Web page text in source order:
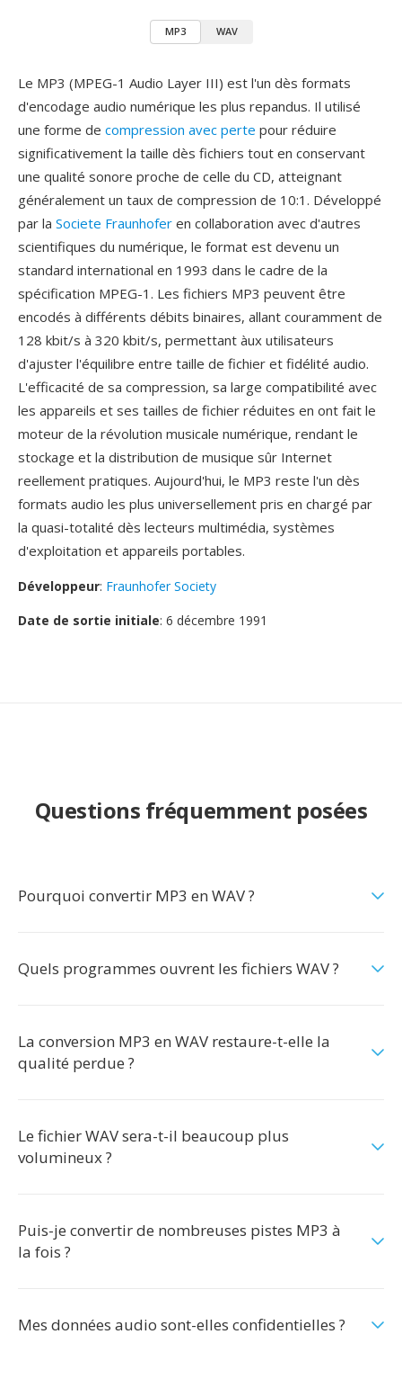
MP3 WAV
Le MP3 (MPEG-1 Audio Layer III) est l'un dès formats
d'encodage audio numérique les plus repandus. Il utilisé
une forme de compression avec perte pour réduire
significativement la taille dès fichiers tout en conservant
une qualité sonore proche de celle du CD, atteignant
généralement un taux de compression de 10:1. Développé
par la Societe Fraunhofer en collaboration avec d'autres
scientifiques du numérique, le format est devenu un
standard international en 1993 dans le cadre de la
spécification MPEG-1. Les fichiers MP3 peuvent être
encodés à différents débits binaires, allant couramment de
128 kbit/s à 320 kbit/s, permettant àux utilisateurs
d'ajuster l'équilibre entre taille de fichier et fidélité audio.
L'efficacité de sa compression, sa large compatibilité avec
les appareils et ses tailles de fichier réduites en ont fait le
moteur de la révolution musicale numérique, rendant le
stockage et la distribution de musique sûr Internet
reellement pratiques. Aujourd'hui, le MP3 reste l'un dès
formats audio les plus universellement pris en chargé par
la quasi-totalité dès lecteurs multimédia, systèmes
d'exploitation et appareils portables.
Développeur: Fraunhofer Society
Date de sortie initiale: 6 décembre 1991
Questions fréquemment posées
Pourquoi convertir MP3 en WAV ?
Quels programmes ouvrent les fichiers WAV ?
La conversion MP3 en WAV restaure-t-elle la
qualité perdue ?
Le fichier WAV sera-t-il beaucoup plus
volumineux ?
Puis-je convertir de nombreuses pistes MP3 à
la fois ?
Mes données audio sont-elles confidentielles ?